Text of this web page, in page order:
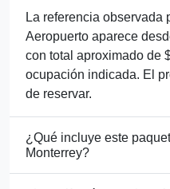
La referencia observada
Aeropuerto aparece
con total aproximado de
ocupación indicada. El
de reservar.
¿Qué incluye este
Monterrey?